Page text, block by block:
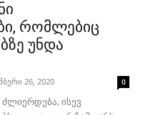
რომლებიც
უნდა
26, 2020 0
ისევ